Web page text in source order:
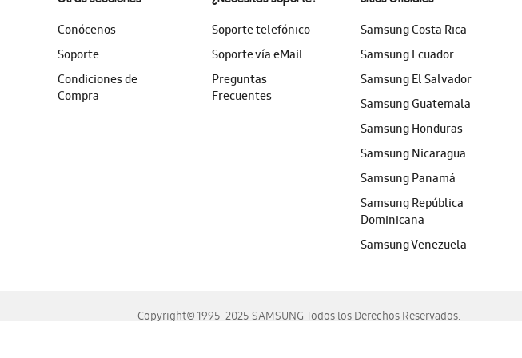
Conócenos
Soporte
Condiciones de
Compra
Soporte telefónico
Soporte vía eMail
Preguntas
Frecuentes
Samsung Costa Rica
Samsung Ecuador
Samsung El Salvador
Samsung Guatemala
Samsung Honduras
Samsung Nicaragua
Samsung Panamá
Samsung República
Dominicana
Samsung Venezuela
Copyright© 1995-2025 SAMSUNG Todos los Derechos Reservados.